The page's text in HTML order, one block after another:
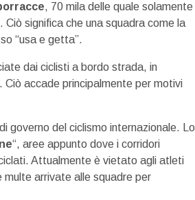
, 70 mila delle quale solamente
Ciò significa che una squadra come la
“usa e getta”.
dai ciclisti a bordo strada, in
Ciò accade principalmente per motivi
governo del ciclismo internazionale. Lo
“, aree appunto dove i corridori
Attualmente è vietato agli atleti
multe arrivate alle squadre per